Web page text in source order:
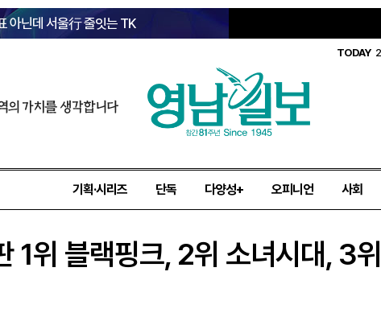
아닌데 서울行 줄잇는 TK
TODAY
의 가치를 생각합니다
기획·시리즈 단독 다양성+ 오피니언 사회
1위 블랙핑크, 2위 소녀시대, 3